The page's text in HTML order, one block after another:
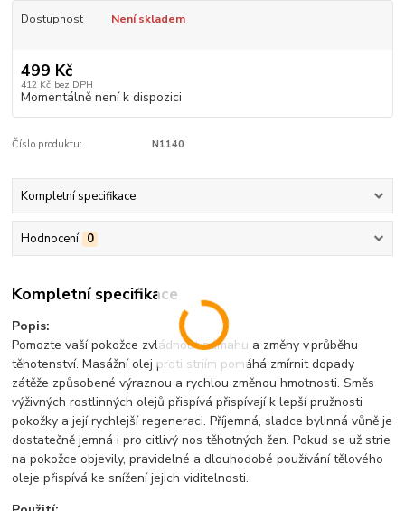
Dostupnost Není skladem
499 Kč
412 Kč bez DPH
Momentálně není k dispozici
Číslo produktu: N1140
Kompletní specifikace
Hodnocení 0
Kompletní specifikace
Popis:
Pomozte vaší pokožce zvládnout námahu a změny v průběhu
těhotenství. Masážní olej proti striím pomáhá zmírnit dopady
zátěže způsobené výraznou a rychlou změnou hmotnosti. Směs
výživných rostlinných olejů přispívá přispívají k lepší pružnosti
pokožky a její rychlejší regeneraci. Příjemná, sladce bylinná vůně je
dostatečně jemná i pro citlivý nos těhotných žen. Pokud se už strie
na pokožce objevily, pravidelné a dlouhodobé používání tělového
oleje přispívá ke snížení jejich viditelnosti.